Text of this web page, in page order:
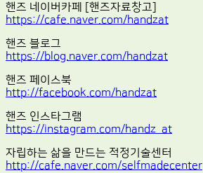
핸즈 네이버카페 [핸즈자료창고]
https://cafe.naver.com/handzat
핸즈 블로그
https://blog.naver.com/handzat
핸즈 페이스북
http://facebook.com/handzat
핸즈 인스타그램
https://instagram.com/handz_at
자립하는 삶을 만드는 적정기술센터
http://cafe.naver.com/selfmadecenter